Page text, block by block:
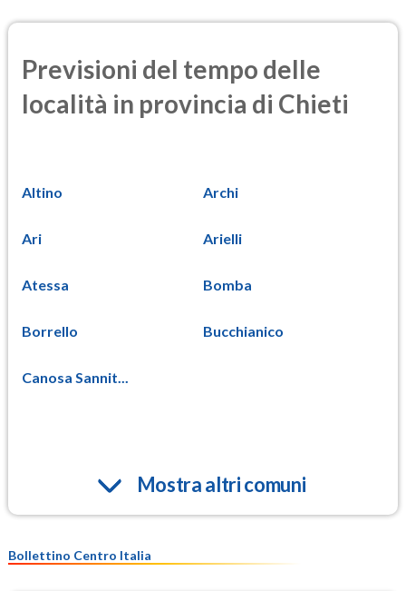
Previsioni del tempo delle
località in provincia di Chieti
Altino Archi
Ari Arielli
Atessa Bomba
Borrello Bucchianico
Canosa Sannit...
Mostra altri comuni
Bollettino Centro Italia